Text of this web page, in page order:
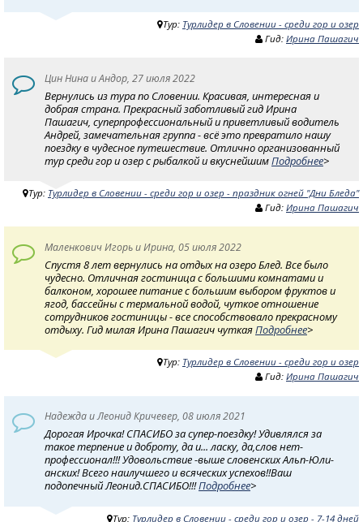
Тур: Турлидер в Словении - среди гор и озер
Гид: Ирина Пашагич
Цин Нина и Андор, 27 июля 2022
Вернулись из тура по Словении. Красивая, интересная и
добрая страна. Прекрасный заботливый гид Ирина
Пашагич, суперпрофессиональный и приветливый водитель
Андрей, замечательная группа - всё это превратило нашу
поездку в чудесное путешествие. Отлично организованный
тур среди гор и озер с рыбалкой и вкуснейшимПодробнее>
Тур: Турлидер в Словении - среди гор и озер - праздник огней "Дни Бледа"
Гид: Ирина Пашагич
Маленкович Игорь и Ирина, 05 июля 2022
Спустя 8 лет вернулись на отдых на озеро Блед. Все было
чудесно. Отличная гостиница с большими комнатами и
балконом, хорошее питание с большим выбором фруктов и
ягод, бассейны с термальной водой, чуткое отношение
сотрудников гостиницы - все способствовало прекрасному
отдыху. Гид милая Ирина Пашагич чуткаяПодробнее>
Тур: Турлидер в Словении - среди гор и озер
Гид: Ирина Пашагич
Надежда и Леонид Кричевер, 08 июля 2021
Дорогая Ирочка! СПАСИБО за супер-поездку! Удивлялся за
такое терпение и доброту, да и... ласку, да,слов нет-
профессионал!!! Удовольствие -выше словенских Альп-Юли-
анских! Всего наилучшего и всяческих успехов!!Ваш
подопечный Леонид.СПАСИБО!!!Подробнее>
Тур: Турлидер в Словении - среди гор и озер - 7-14 дней